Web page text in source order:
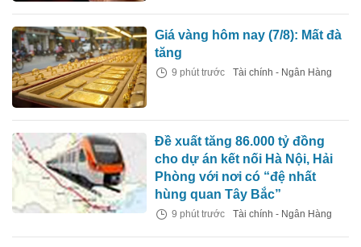
Giá vàng hôm nay (7/8): Mất đà
tăng
9 phút trước Tài chính - Ngân Hàng
Đề xuất tăng 86.000 tỷ đồng
cho dự án kết nối Hà Nội, Hải
Phòng với nơi có “đệ nhất
hùng quan Tây Bắc”
9 phút trước Tài chính - Ngân Hàng